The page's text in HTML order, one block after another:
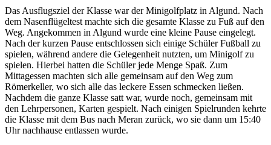
Das Ausflugsziel der Klasse war der Minigolfplatz in Algund. Nach
dem Nasenflügeltest machte sich die gesamte Klasse zu Fuß auf den
Weg. Angekommen in Algund wurde eine kleine Pause eingelegt.
Nach der kurzen Pause entschlossen sich einige Schüler Fußball zu
spielen, während andere die Gelegenheit nutzten, um Minigolf zu
spielen. Hierbei hatten die Schüler jede Menge Spaß. Zum
Mittagessen machten sich alle gemeinsam auf den Weg zum
Römerkeller, wo sich alle das leckere Essen schmecken ließen.
Nachdem die ganze Klasse satt war, wurde noch, gemeinsam mit
den Lehrpersonen, Karten gespielt. Nach einigen Spielrunden kehrte
die Klasse mit dem Bus nach Meran zurück, wo sie dann um 15:40
Uhr nachhause entlassen wurde.